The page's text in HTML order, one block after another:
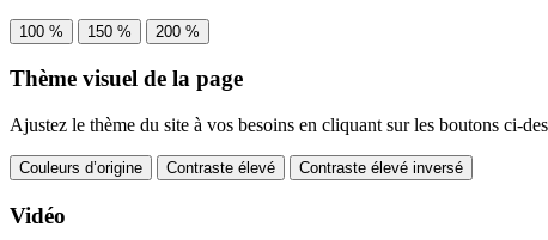
100 % 150 % 200 %
Thème visuel de la page
Ajustez le thème du site à vos besoins en cliquant sur les boutons ci-
Couleurs d’origine Contraste élevé Contraste élevé inversé
Vidéo